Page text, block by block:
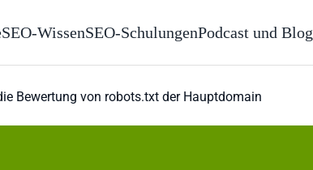
SEO-WissenSEO-SchulungenPodcast und Blog
Bewertung von robots.txt der Hauptdomain